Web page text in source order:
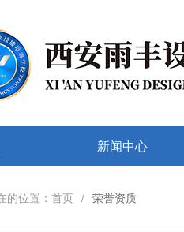
新闻中心
的位置：首页 / 荣誉资质